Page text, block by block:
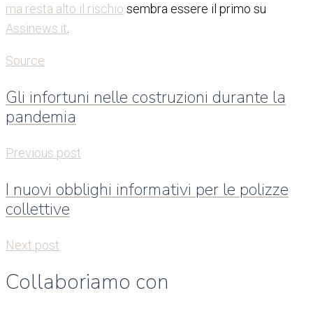
ma resta alto il rischio sembra essere il primo su
Assinews.it
Source
Gli infortuni nelle costruzioni durante la
pandemia
Previous post
I nuovi obblighi informativi per le polizze
collettive
Next post
Collaboriamo con